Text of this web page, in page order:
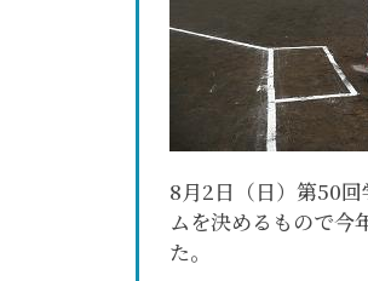
8月2日（日）第50
ムを決めるもので今
た。